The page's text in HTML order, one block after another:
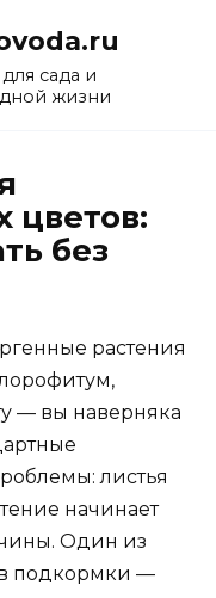
сада и
жизни
цветов:
без
растения
— вы наверняка
листья
начинает
Один из
подкормки —